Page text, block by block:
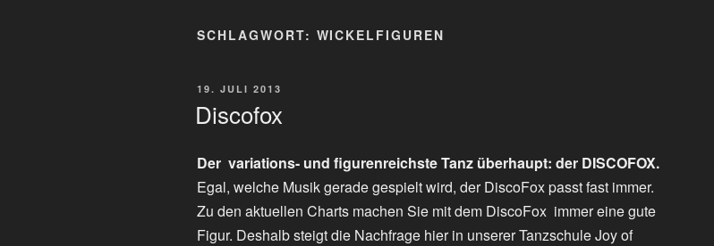
SCHLAGWORT: WICKELFIGUREN
VERÖFFENTLICHT
19. JULI 2013
Discofox
Der variations- und figurenreichste Tanz überhaupt: der DISCOFOX.
Egal, welche Musik gerade gespielt wird, der DiscoFox passt fast immer.
Zu den aktuellen Charts machen Sie mit dem DiscoFox immer eine gute
Figur. Deshalb steigt die Nachfrage hier in unserer Tanzschule Joy of